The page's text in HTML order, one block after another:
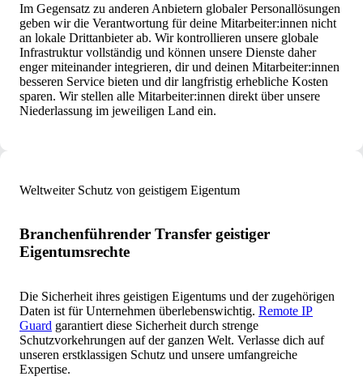
Im Gegensatz zu anderen Anbietern globaler Personallösungen
geben wir die Verantwortung für deine Mitarbeiter:innen nicht
an lokale Drittanbieter ab. Wir kontrollieren unsere globale
Infrastruktur vollständig und können unsere Dienste daher
enger miteinander integrieren, dir und deinen Mitarbeiter:innen
besseren Service bieten und dir langfristig erhebliche Kosten
sparen. Wir stellen alle Mitarbeiter:innen direkt über unsere
Niederlassung im jeweiligen Land ein.
Weltweiter Schutz von geistigem Eigentum
Branchenführender Transfer geistiger
Eigentumsrechte
Die Sicherheit ihres geistigen Eigentums und der zugehörigen
Daten ist für Unternehmen überlebenswichtig. Remote IP
Guard garantiert diese Sicherheit durch strenge
Schutzvorkehrungen auf der ganzen Welt. Verlasse dich auf
unseren erstklassigen Schutz und unsere umfangreiche
Expertise.